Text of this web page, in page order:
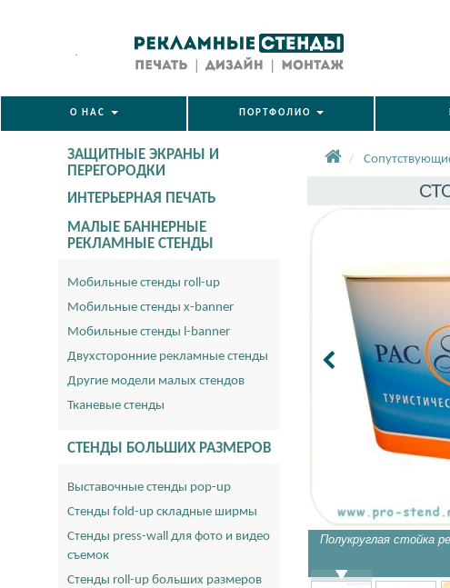
.
О НАС ПОРТФОЛИО
ЗАЩИТНЫЕ ЭКРАНЫ И
ПЕРЕГОРОДКИ
ИНТЕРЬЕРНАЯ ПЕЧАТЬ
МАЛЫЕ БАННЕРНЫЕ
РЕКЛАМНЫЕ СТЕНДЫ
Мобильные стенды roll-up
Мобильные стенды x-banner
Мобильные стенды l-banner
Двухсторонние рекламные стенды
Другие модели малых стендов
Тканевые стенды
СТЕНДЫ БОЛЬШИХ РАЗМЕРОВ
Выставочные стенды pop-up
Стенды fold-up складные ширмы
Стенды press-wall для фото и видео
съемок
Стенды roll-up больших размеров
Полукруглая стойка